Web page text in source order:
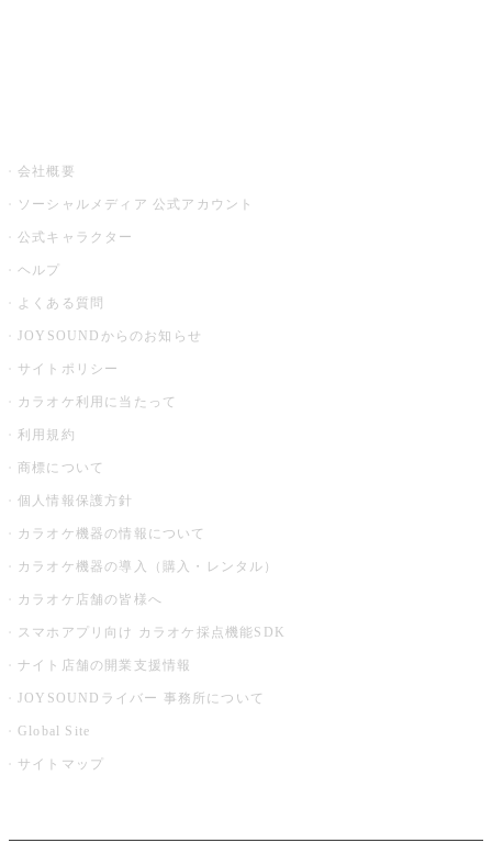
会社概要
ソーシャルメディア 公式アカウント
公式キャラクター
ヘルプ
よくある質問
JOYSOUNDからのお知らせ
サイトポリシー
カラオケ利用に当たって
利用規約
商標について
個人情報保護方針
カラオケ機器の情報について
カラオケ機器の導入（購入・レンタル）
カラオケ店舗の皆様へ
スマホアプリ向け カラオケ採点機能SDK
ナイト店舗の開業支援情報
JOYSOUNDライバー 事務所について
Global Site
サイトマップ